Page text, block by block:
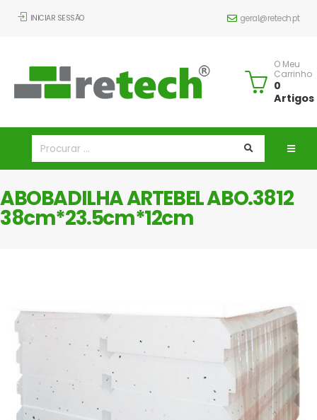
INICIAR SESSÃO geral@retech.pt
O Meu
Carrinho
0
Artigos
ABOBADILHA ARTEBEL ABO.3812
38cm*23.5cm*12cm